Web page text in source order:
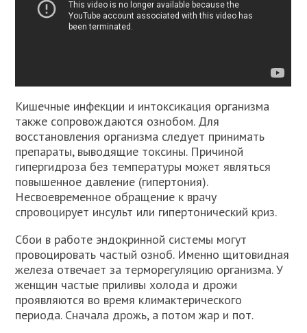
Кишечные инфекции и интоксикация организма
также сопровождаются ознобом. Для
восстановления организма следует принимать
препараты, выводящие токсины. Причиной
гипергидроза без температуры может являться
повышенное давление (гипертония).
Несвоевременное обращение к врачу
спровоцирует инсульт или гипертонический криз.
Сбои в работе эндокринной системы могут
провоцировать частый озноб. Именно щитовидная
железа отвечает за терморегуляцию организма. У
женщин частые приливы холода и дрожи
проявляются во время климактерического
периода. Сначала дрожь, а потом жар и пот.